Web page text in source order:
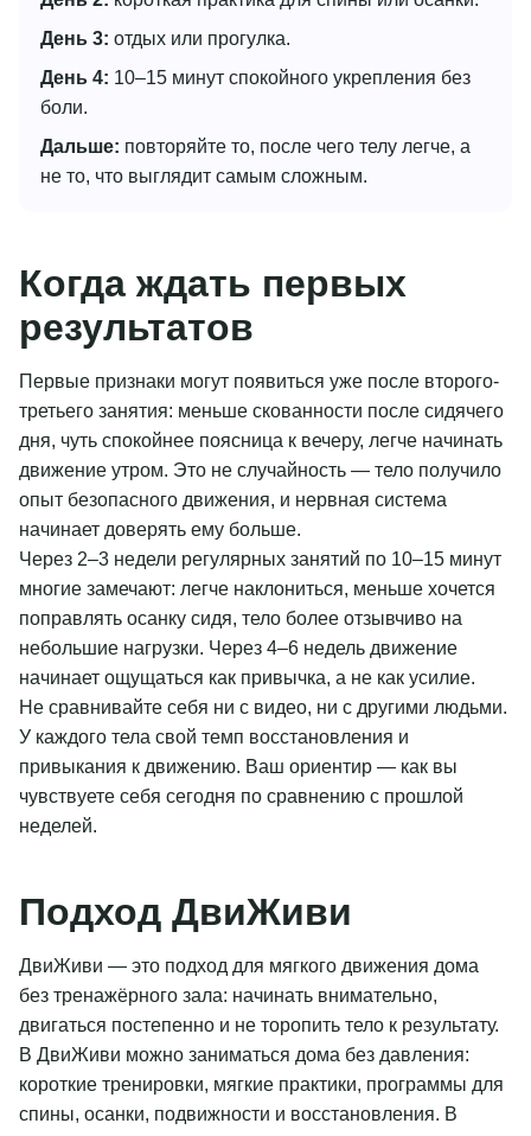
День 3: отдых или прогулка.
День 4: 10–15 минут спокойного укрепления без
боли.
Дальше: повторяйте то, после чего телу легче, а
не то, что выглядит самым сложным.
Когда ждать первых
результатов
Первые признаки могут появиться уже после второго-
третьего занятия: меньше скованности после сидячего
дня, чуть спокойнее поясница к вечеру, легче начинать
движение утром. Это не случайность — тело получило
опыт безопасного движения, и нервная система
начинает доверять ему больше.
Через 2–3 недели регулярных занятий по 10–15 минут
многие замечают: легче наклониться, меньше хочется
поправлять осанку сидя, тело более отзывчиво на
небольшие нагрузки. Через 4–6 недель движение
начинает ощущаться как привычка, а не как усилие.
Не сравнивайте себя ни с видео, ни с другими людьми.
У каждого тела свой темп восстановления и
привыкания к движению. Ваш ориентир — как вы
чувствуете себя сегодня по сравнению с прошлой
неделей.
Подход ДвиЖиви
ДвиЖиви — это подход для мягкого движения дома
без тренажёрного зала: начинать внимательно,
двигаться постепенно и не торопить тело к результату.
В ДвиЖиви можно заниматься дома без давления:
короткие тренировки, мягкие практики, программы для
спины, осанки, подвижности и восстановления. В